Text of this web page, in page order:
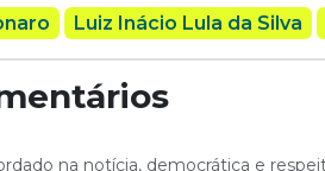
Luiz Inácio Lula da Silva
na notícia, democrática e